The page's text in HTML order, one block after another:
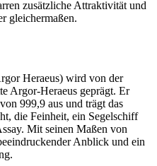
zusätzliche Attraktivität und
gleichermaßen.
Heraeus) wird von der
Argor-Heraeus geprägt. Er
999,9 aus und trägt das
die Feinheit, ein Segelschiff
Mit seinen Maßen von
Anblick und ein